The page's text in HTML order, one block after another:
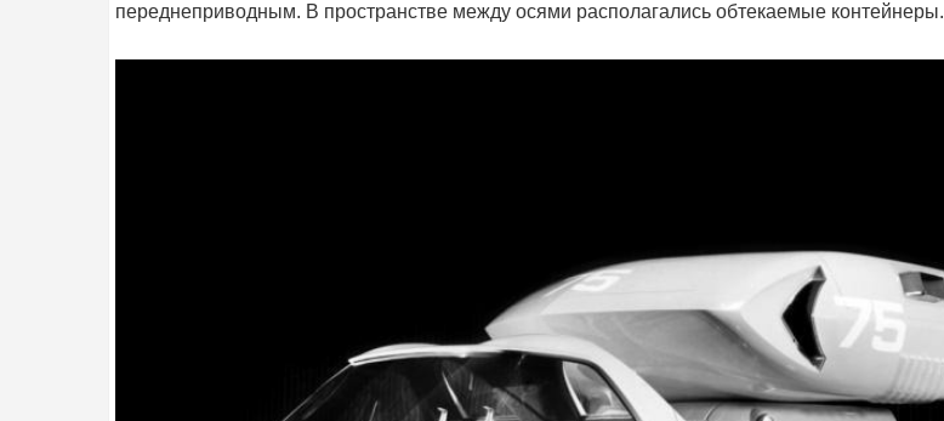
переднеприводным. В пространстве между осями располагались обтекаемые контейнеры.